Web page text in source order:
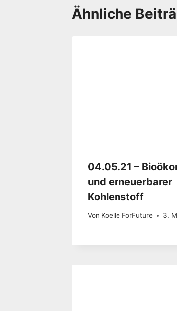
Ähnliche
04.05.21 –
und erneuerbarer
Kohlenstoff
Von Koelle ForFuture 3.